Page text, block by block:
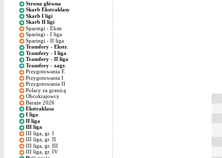
Strona główna
Skarb Ekstraklasy
Skarb I ligi
Skarb II ligi
Sparingi - Ekstr.
Sparingi - I liga
Sparingi - II liga
Transfery - Ekstr.
Transfery - I liga
Transfery - II liga
Transfery - zagr.
Przygotowania E
Przygotowania I
Przygotowania II
Polacy za granicą
Obcokrajowcy
Baraże 2026
Ekstraklasa
I liga
II liga
III liga
III liga, gr. I
III liga, gr. II
III liga, gr. III
III liga, gr. IV